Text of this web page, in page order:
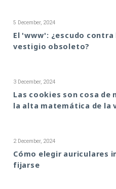
5 December, 2024
El 'www': ¿escudo
vestigio obsoleto?
3 December, 2024
Las cookies son cosa de
la alta matemática de la
2 December, 2024
Cómo elegir auriculares
fijarse